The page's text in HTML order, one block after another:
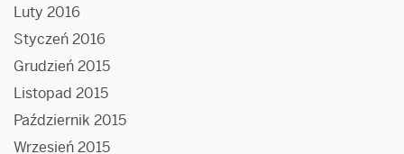
Luty 2016
Styczeń 2016
Grudzień 2015
Listopad 2015
Październik 2015
Wrzesień 2015